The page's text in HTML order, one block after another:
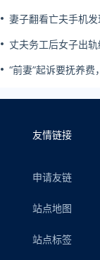
妻子翻看亡夫手机
丈夫务工后女子出
“前妻”起诉要抚养
友情链接
申请友链
站点地图
站点标签